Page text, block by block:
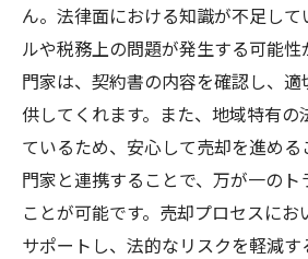
ん。法律面における知識が不足し
ルや税務上の問題が発生する可能性
門家は、契約書の内容を確認し、
供してくれます。また、地域特有の
ているため、安心して売却を進める
門家と連携することで、万が一のト
ことが可能です。売却プロセスにお
サポートし、法的なリスクを軽減